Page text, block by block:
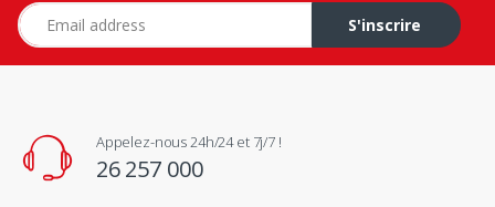
Adresse e-mail
S'inscrire
Appelez-nous 24h/24 et 7j/7 !
26 257 000